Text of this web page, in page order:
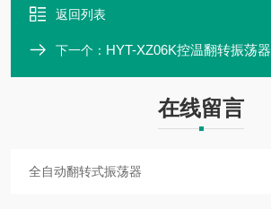
返回列表
下一个： HYT-XZ06K控温翻转振荡器
在线留言